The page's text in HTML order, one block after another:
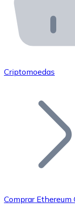
API Bitnovo
Integre
Junte-se à
Adicione o
Criptomoedas
Comprar Ethereum